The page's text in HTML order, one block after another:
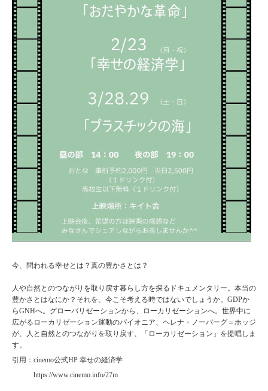
今、問われる幸せとは？真の豊かさとは？
人や自然とのつながりを取り戻す暮らし方を探るドキュメンタリー。本当の
豊かさとはなにか？それを、今こそ考える時ではないでしょうか。GDPか
らGNHへ。グローバリゼーションから、ローカリゼーションへ。世界中に
広がるローカリゼーション運動のパイオニア、ヘレナ・ノーバーグ＝ホッジ
が、人と自然とのつながりを取り戻す、「ローカリゼーション」を提唱しま
す。
引用：cinemo公式HP 幸せの経済学
https://www.cinemo.info/27m